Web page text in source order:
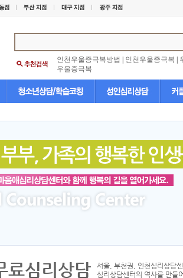
인천우울증극복방법 인천우울증극복
우울증극복
료심리상담
서울, 부천권, 인천심리상담
심리상담센터의 역사를 만들